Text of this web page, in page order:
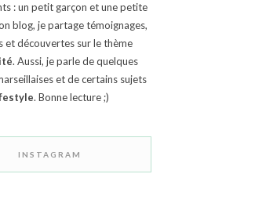
: un petit garçon et une petite
blog, je partage témoignages,
et découvertes sur le thème
. Aussi, je parle de quelques
et de certains sujets
. Bonne lecture ;)
INSTAGRAM